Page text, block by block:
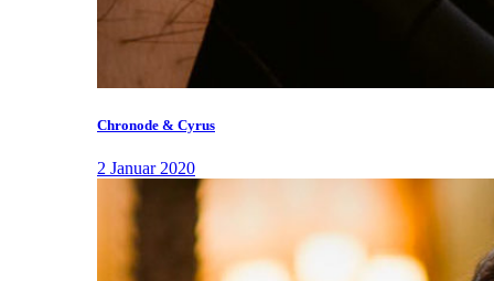
Chronode & Cyrus
2 Januar 2020